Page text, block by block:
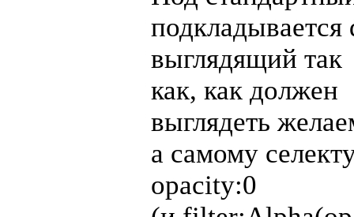
подкладывается
выглядящий так
как, как должен
выглядеть
а самому
opacity:0